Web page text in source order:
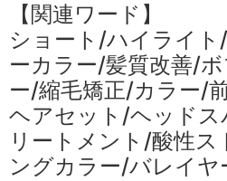
【関連ワード】
ショート/ハイライ
ーカラー/髪質改善/
ー/縮毛矯正/カラー/
ヘアセット/ヘッドス
リートメント/酸性ス
ングカラー/バレイヤ